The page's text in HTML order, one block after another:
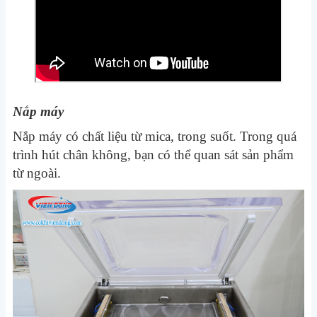
Nắp máy
Nắp máy có chất liệu từ mica, trong suốt. Trong quá
trình hút chân không, bạn có thể quan sát sản phẩm
từ ngoài.